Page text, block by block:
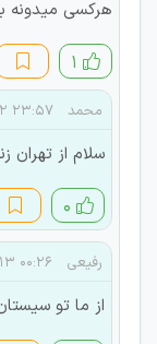
هرکسی میدونه
۱
محمد ۲۳:۵۷ ۱۴۰۵/۰۱/۱۲
سلام از تهران
۰
رفیعی ۰۰:۲۶ ۱۴۰۵/۰۱/۱۳
از ما تو